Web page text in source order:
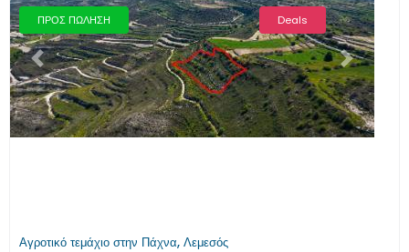
ΠΡΟΣ ΠΩΛΗΣΗ Deals
Προηγούμενο Επόμενο
Αγροτικό τεμάχιο στην Πάχνα, Λεμεσός